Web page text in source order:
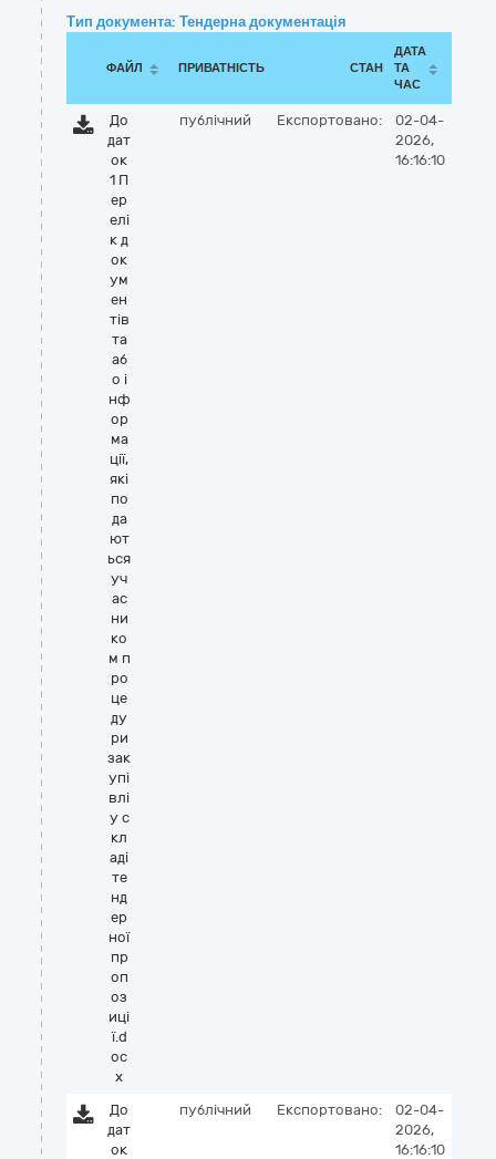
Тип документа: Тендерна документація
ФАЙЛ ПРИВАТНІСТЬ СТАН
ДАТА
ТА
ЧАС
До
дат
ок
1 П
ер
елі
к д
ок
ум
ен
тів
та
аб
о і
нф
ор
ма
ції,
які
по
да
ют
ься
уч
ас
ни
ко
м п
ро
це
ду
ри
зак
упі
влі
у с
кл
аді
те
нд
ер
ної
пр
оп
оз
иці
ї.d
oc
x
публічний Експортовано:
02-04-
2026,
16:16:10
До
дат
ок
публічний Експортовано:
02-04-
2026,
16:16:10